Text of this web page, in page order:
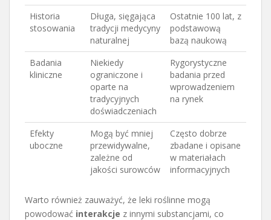
Historia
stosowania
Długa, sięgająca
tradycji medycyny
naturalnej
Ostatnie 100 lat, z
podstawową
bazą naukową
Badania
kliniczne
Niekiedy
ograniczone i
oparte na
tradycyjnych
doświadczeniach
Rygorystyczne
badania przed
wprowadzeniem
na rynek
Efekty
uboczne
Mogą być mniej
przewidywalne,
zależne od
jakości surowców
Często dobrze
zbadane i opisane
w materiałach
informacyjnych
Warto również zauważyć, że leki roślinne mogą
powodować interakcje z innymi substancjami, co